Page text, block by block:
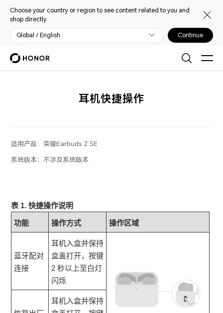
Choose your country or region to see content related to you and
shop directly.
Global / English Continue
耳机快捷操作
适用产品： 荣耀Earbuds 2 SE
系统版本：不涉及系统版本
表 1.快捷操作说明
功能 操作方式 操作区域
蓝牙配对
连接
耳机入盒并保持
盒盖打开，按键
2 秒以上至白灯
闪烁
耳机入盒并保持